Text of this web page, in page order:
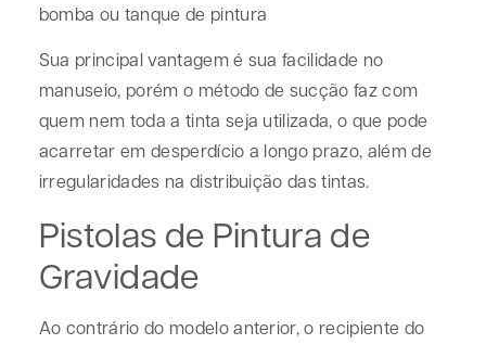
bomba ou tanque de pintura
Sua principal vantagem é sua facilidade no
manuseio, porém o método de sucção faz com
quem nem toda a tinta seja utilizada, o que pode
acarretar em desperdício a longo prazo, além de
irregularidades na distribuição das tintas.
Pistolas de Pintura de
Gravidade
Ao contrário do modelo anterior, o recipiente do